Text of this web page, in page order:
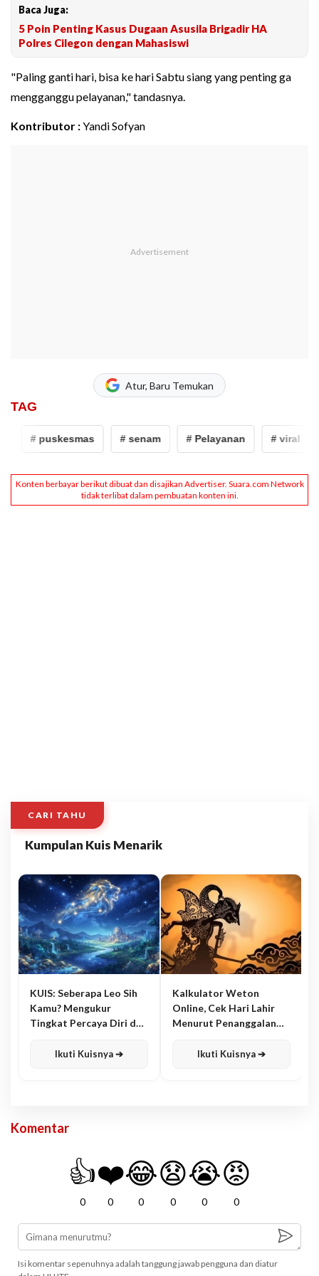
Baca Juga:
5 Poin Penting Kasus Dugaan Asusila Brigadir HA
Polres Cilegon dengan Mahasiswi
"Paling ganti hari, bisa ke hari Sabtu siang yang penting ga
mengganggu pelayanan," tandasnya.
Kontributor :Yandi Sofyan
Atur, Baru Temukan
TAG
# puskesmas # senam # Pelayanan # viral
CARI TAHU
Kumpulan Kuis Menarik
KUIS: Seberapa Leo Sih
Kamu? Mengukur
Tingkat Percaya Diri dan
Ikuti Kuisnya ➔
Kalkulator Weton
Online, Cek Hari Lahir
Menurut Penanggalan
Ikuti Kuisnya ➔
Komentar
👍
0
❤️
0
😂
0
😧
0
😭
0
😡
0
Isi komentar sepenuhnya adalah tanggung jawab pengguna dan diatur